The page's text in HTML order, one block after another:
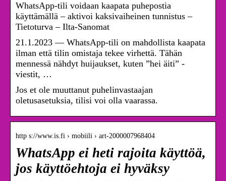
WhatsApp-tili voidaan kaapata puhepostia
käyttämällä – aktivoi kaksivaiheinen tunnistus –
Tietoturva – Ilta-Sanomat
21.1.2023 — WhatsApp-tili on mahdollista kaapata
ilman että tilin omistaja tekee virhettä. Tähän
mennessä nähdyt huijaukset, kuten ”hei äiti” -
viestit, …
Jos et ole muuttanut puhelinvastaajan
oletusasetuksia, tilisi voi olla vaarassa.
http s://www.is.fi › mobiili › art-2000007968404
WhatsApp ei heti rajoita käyttöä,
jos käyttöehtoja ei hyväksy